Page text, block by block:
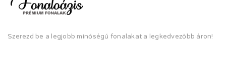
Szerezd be a legjobb minőségű fonalakat a legkedvezőbb áron!